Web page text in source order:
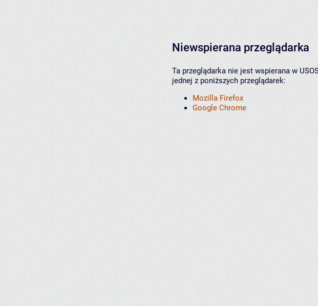
Niewspierana przeglądarka
Ta przeglądarka nie jest wspierana w
jednej z poniższych przeglądarek:
Mozilla Firefox
Google Chrome